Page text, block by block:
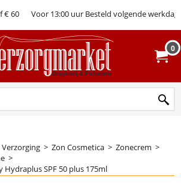
€ 60 Voor 13:00 uur Besteld volgende werkdag
0
Verzorging > Zon Cosmetica > Zonecrem >
>
Hydraplus SPF 50 plus 175ml